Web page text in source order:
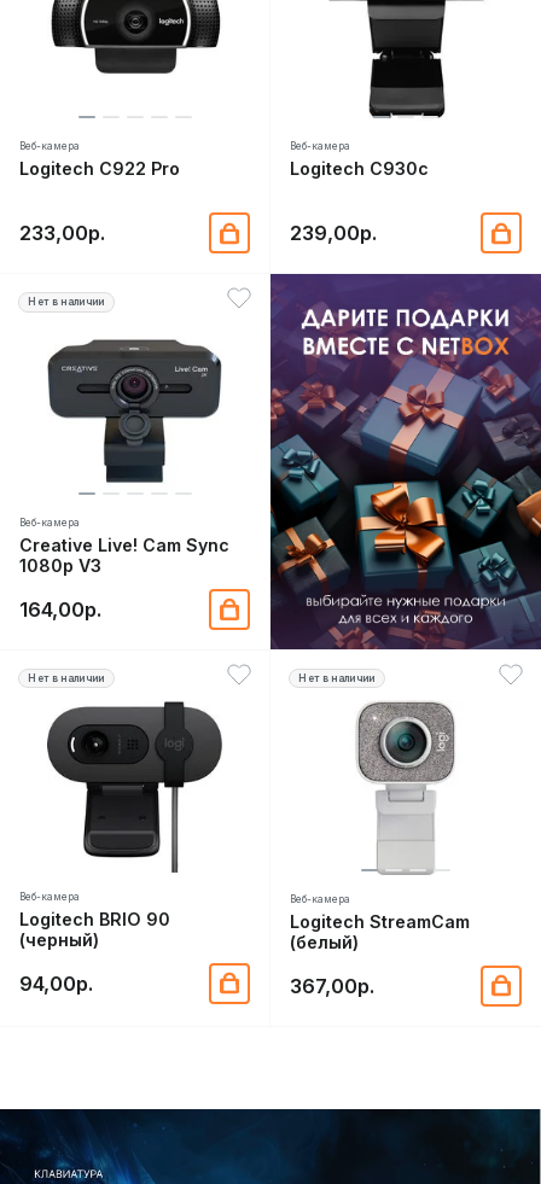
Веб-камера
Logitech C922 Pro
233,00р.
Веб-камера
Logitech C930с
239,00р.
Нет в наличии
Веб-камера
Creative Live! Cam Sync
1080p V3
164,00р.
Нет в наличии
Веб-камера
Logitech BRIO 90
(черный)
94,00р.
Нет в наличии
Веб-камера
Logitech StreamCam
(белый)
367,00р.